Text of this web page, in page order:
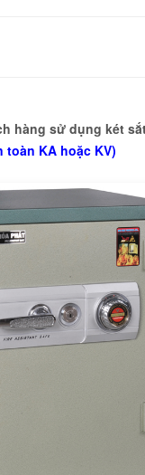
hàng sử dụng két
toàn KA hoặc KV)